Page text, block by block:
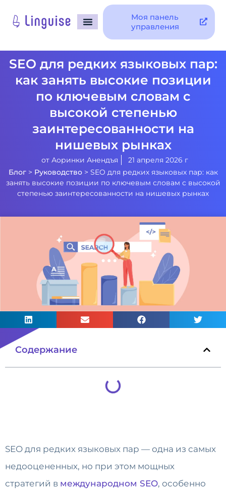
Моя панель
управления
SEO для редких языковых пар:
как занять высокие позиции
по ключевым словам с
высокой степенью
заинтересованности на
нишевых рынках
от Аоринки Анендъя
21 апреля 2026 г
Блог> Руководство> SEO для редких языковых пар: как
занять высокие позиции по ключевым словам с высокой
степенью заинтересованности на нишевых рынках
Содержание
SEO для редких языковых пар — одна из самых
недооцененных, но при этом мощных
стратегий в международном SEO, особенно